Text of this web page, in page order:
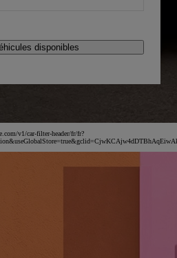
disponibles
v1/car-filter-header/fr/fr?